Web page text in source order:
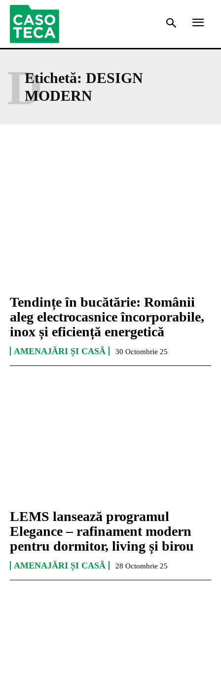
Etichetă: DESIGN
MODERN
D
Tendințe în bucătărie: Românii
aleg electrocasnice încorporabile,
inox și eficiență energetică
AMENAJĂRI ȘI CASĂ 30 Octombrie 25
LEMS lansează programul
Elegance – rafinament modern
pentru dormitor, living și birou
AMENAJĂRI ȘI CASĂ 28 Octombrie 25